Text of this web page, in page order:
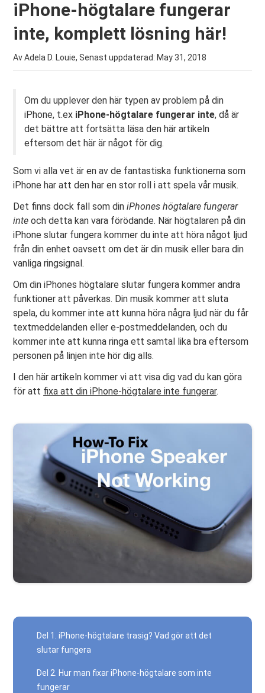
iPhone-högtalare fungerar
inte, komplett lösning här!
Av Adela D. Louie, Senast uppdaterad: May 31, 2018
Om du upplever den här typen av problem på din
iPhone, t.ex iPhone-högtalare fungerar inte, då är
det bättre att fortsätta läsa den här artikeln
eftersom det här är något för dig.
Som vi alla vet är en av de fantastiska funktionerna som
iPhone har att den har en stor roll i att spela vår musik.
Det finns dock fall som diniPhones högtalare fungerar
inte och detta kan vara förödande. När högtalaren på din
iPhone slutar fungera kommer du inte att höra något ljud
från din enhet oavsett om det är din musik eller bara din
vanliga ringsignal.
Om din iPhones högtalare slutar fungera kommer andra
funktioner att påverkas. Din musik kommer att sluta
spela, du kommer inte att kunna höra några ljud när du får
textmeddelanden eller e-postmeddelanden, och du
kommer inte att kunna ringa ett samtal lika bra eftersom
personen på linjen inte hör dig alls.
I den här artikeln kommer vi att visa dig vad du kan göra
för att fixa att din iPhone-högtalare inte fungerar.
Del 1. iPhone-högtalare trasig? Vad gör att det
slutar fungera
Del 2. Hur man fixar iPhone-högtalare som inte
fungerar